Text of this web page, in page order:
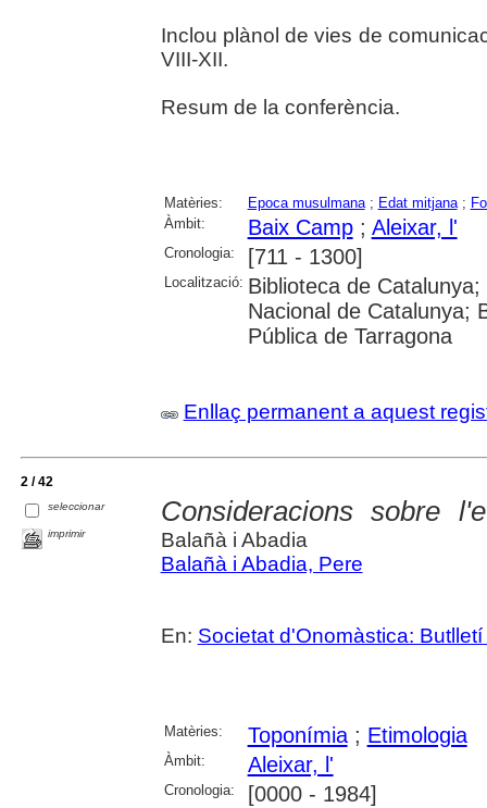
Inclou plànol de vies de
VIII-XII.
Resum de la conferència.
Matèries: Epoca musulmana; Edat mitjana;
Àmbit:
Baix Camp; Aleixar, l'
Cronologia: [711 - 1300]
Localització: Biblioteca de
Nacional de Catalunya;
Pública de Tarragona
Enllaç permanent a aquest
2 / 42
seleccionar
imprimir
Consideracions sobre
Balañà i Abadia
Balañà i Abadia, Pere
En: Societat d'Onomàstica: Butlletí
Matèries: Toponímia; Etimologia
Àmbit: Aleixar, l'
Cronologia: [0000 - 1984]